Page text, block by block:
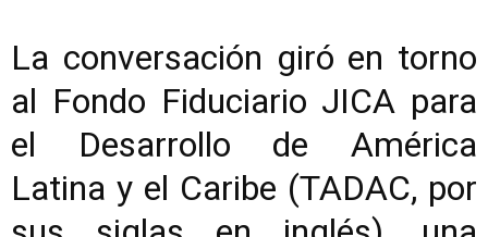
La conversación giró en torno
al Fondo Fiduciario JICA para
el Desarrollo de América
Latina y el Caribe (TADAC, por